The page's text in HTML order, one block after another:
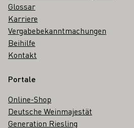
Glossar
Karriere
Vergabebekanntmachungen
Beihilfe
Kontakt
Portale
Online-Shop
Deutsche Weinmajestät
Generation Riesling